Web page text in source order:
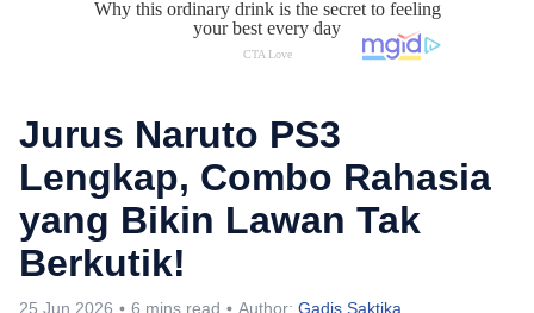
Jurus Naruto PS3
Lengkap, Combo Rahasia
yang Bikin Lawan Tak
Berkutik!
25 Jun 2026 6 mins read Author: Gadis Saktika